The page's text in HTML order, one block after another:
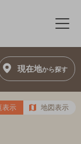
メ
現在地から探す
表示 地図表示